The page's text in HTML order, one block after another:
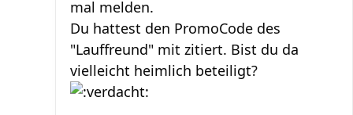
mal melden.
Du hattest den PromoCode des
"Lauffreund" mit zitiert. Bist du da
vielleicht heimlich beteiligt?